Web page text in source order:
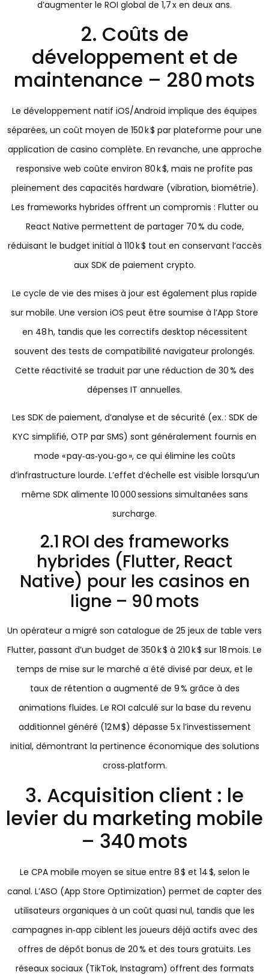
d’augmenter le ROI global de 1,7 x en deux ans.
2. Coûts de
développement et de
maintenance – 280 mots
Le développement natif iOS/Android implique des équipes
séparées, un coût moyen de 150 k $ par plateforme pour une
application de casino complète. En revanche, une approche
responsive web coûte environ 80 k $, mais ne profite pas
pleinement des capacités hardware (vibration, biométrie).
Les frameworks hybrides offrent un compromis : Flutter ou
React Native permettent de partager 70 % du code,
réduisant le budget initial à 110 k $ tout en conservant l’accès
aux SDK de paiement crypto.
Le cycle de vie des mises à jour est également plus rapide
sur mobile. Une version iOS peut être soumise à l’App Store
en 48 h, tandis que les correctifs desktop nécessitent
souvent des tests de compatibilité navigateur prolongés.
Cette réactivité se traduit par une réduction de 30 % des
dépenses IT annuelles.
Les SDK de paiement, d’analyse et de sécurité (ex. : SDK de
KYC simplifié, OTP par SMS) sont généralement fournis en
mode « pay‑as‑you‑go », ce qui élimine les coûts
d’infrastructure lourde. L’effet d’échelle est visible lorsqu’un
même SDK alimente 10 000 sessions simultanées sans
surcharge.
2.1 ROI des frameworks
hybrides (Flutter, React
Native) pour les casinos en
ligne – 90 mots
Un opérateur a migré son catalogue de 25 jeux de table vers
Flutter, passant d’un budget de 350 k $ à 210 k $ sur 18 mois. Le
temps de mise sur le marché a été divisé par deux, et le
taux de rétention a augmenté de 9 % grâce à des
animations fluides. Le ROI calculé sur la base du revenu
additionnel généré (12 M $) dépasse 5 x l’investissement
initial, démontrant la pertinence économique des solutions
cross‑platform.
3. Acquisition client : le
levier du marketing mobile
– 340 mots
Le CPA mobile moyen se situe entre 8 $ et 14 $, selon le
canal. L’ASO (App Store Optimization) permet de capter des
utilisateurs organiques à un coût quasi nul, tandis que les
campagnes in‑app ciblent les joueurs déjà actifs avec des
offres de dépôt bonus de 20 % et des tours gratuits. Les
réseaux sociaux (TikTok, Instagram) offrent des formats